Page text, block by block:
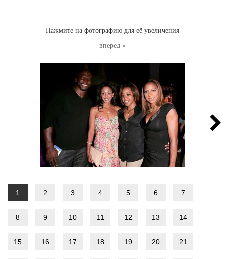
вперед »
Нажмите на фотографию для её увеличения
1 2 3 4 5 6 7
8 9 10 11 12 13 14
15 16 17 18 19 20 21